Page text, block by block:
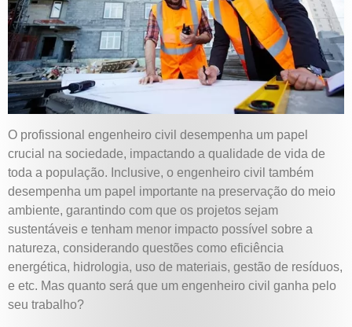
O profissional engenheiro civil desempenha um papel
crucial na sociedade, impactando a qualidade de vida de
toda a população. Inclusive, o engenheiro civil também
desempenha um papel importante na preservação do meio
ambiente, garantindo com que os projetos sejam
sustentáveis e tenham menor impacto possível sobre a
natureza, considerando questões como eficiência
energética, hidrologia, uso de materiais, gestão de resíduos,
e etc. Mas quanto será que um engenheiro civil ganha pelo
seu trabalho?